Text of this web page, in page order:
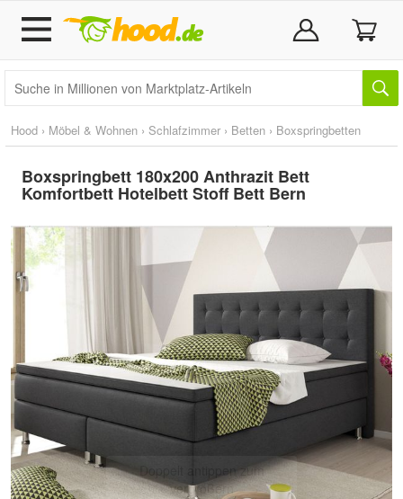
Hood › Möbel & Wohnen › Schlafzimmer › Betten › Boxspringbetten
Boxspringbett 180x200 Anthrazit Bett
Komfortbett Hotelbett Stoff Bett Bern
Doppelt antippen zum
vergrößern